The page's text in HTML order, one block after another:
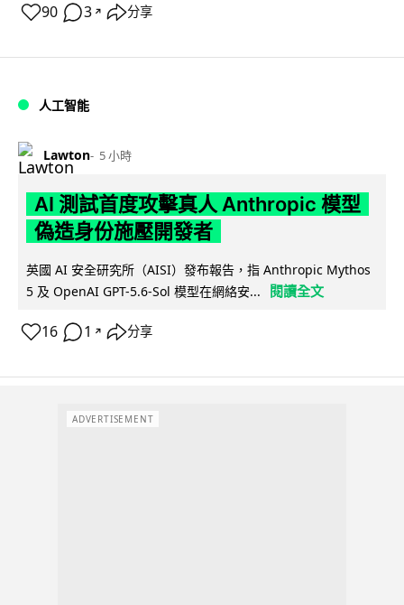
90 3 ↗ 分享
人工智能
Lawton 5 小時
AI 測試首度攻擊真人 Anthropic 模型
偽造身份施壓開發者
英國 AI 安全研究所（AISI）發布報告，指 Anthropic Mythos
5 及 OpenAI GPT-5.6-Sol 模型在網絡安...
閱讀全文
16 1 ↗ 分享
ADVERTISEMENT